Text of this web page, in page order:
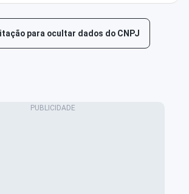
para ocultar dados do CNPJ